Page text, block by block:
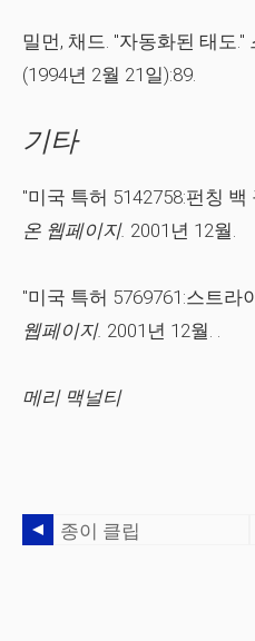
밀먼, 채드. "자동화된 태도."
(1994년 2월 21일):89.
기타
"미국 특허 5142758:펀칭 백
온 웹페이지. 2001년 12월.
"미국 특허 5769761:스트라
웹페이지. 2001년 12월. .
메리 맥널티
종이 클립